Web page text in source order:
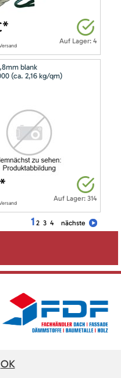
Auf Lager: 4
blank
(ca. 2,16 kg/qm)
Auf Lager: 314
1 2 3 4 nächste
OK